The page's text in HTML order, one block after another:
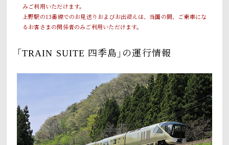
みご利用いただけます。
上野駅の13番線でのお見送りおよびお出迎えは、当面の間、ご乗車にな
るお客さまの関係者のみご利用いただけます。
｢TRAIN SUITE 四季島｣の運行情報